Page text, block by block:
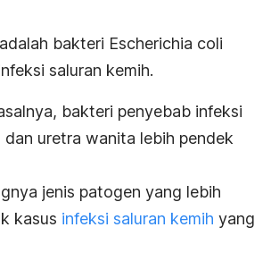
bakteri Escherichia coli
saluran kemih.
bakteri penyebab infeksi
uretra wanita lebih pendek
jenis patogen yang lebih
kasus infeksi saluran kemih yang